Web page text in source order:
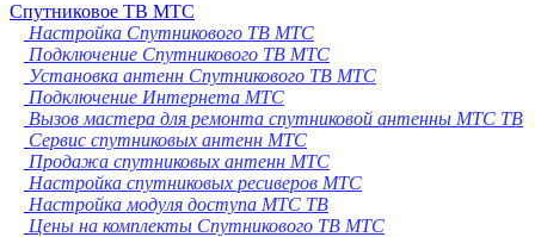
Спутниковое ТВ МТС
Настройка Спутникового ТВ МТС
Подключение Спутникового ТВ МТС
Установка антенн Спутникового ТВ МТС
Подключение Интернета МТС
Вызов мастера для ремонта спутниковой антенны МТС ТВ
Сервис спутниковых антенн МТС
Продажа спутниковых антенн МТС
Настройка спутниковых ресиверов МТС
Настройка модуля доступа МТС ТВ
Цены на комплекты Спутникового ТВ МТС